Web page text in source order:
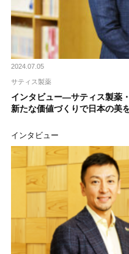
2024.07.05
サティス製薬
インタビュー―サティス製薬
新たな価値づくりで日本の美
インタビュー